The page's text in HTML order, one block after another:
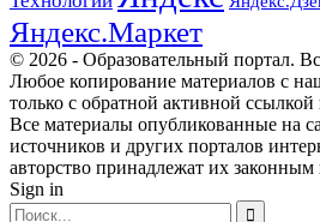
Яндекс.Маркет
© 2026 - Образовательный портал.
Любое копирование материалов с
только с обратной активной ссылкой
Все материалы опубликованные на
источников и других порталов
авторство принадлежат их законным
Sign in